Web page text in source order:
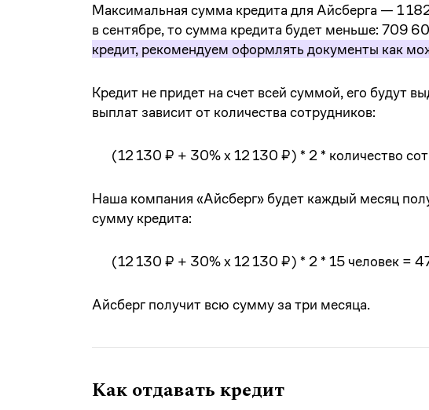
Максимальная сумма кредита для Айсберга — 1
в сентябре, то сумма кредита будет меньше: 709
кредит, рекомендуем оформлять документы как
Кредит не придет на счет всей суммой, его будут
выплат зависит от количества сотрудников:
(12 130 ₽ + 30% х 12 130 ₽) * 2 * количество
Наша компания «Айсберг» будет каждый месяц
сумму кредита:
(12 130 ₽ + 30% х 12 130 ₽) * 2 * 15 человек =
Айсберг получит всю сумму за три месяца.
Как отдавать кредит